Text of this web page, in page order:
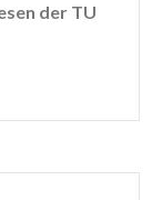
der TU